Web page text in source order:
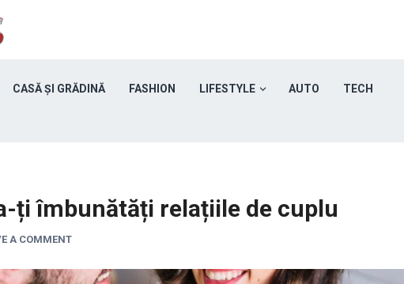
CASĂ ȘI GRĂDINĂ FASHION LIFESTYLE AUTO TECH
ți îmbunătăți relațiile de cuplu
A COMMENT